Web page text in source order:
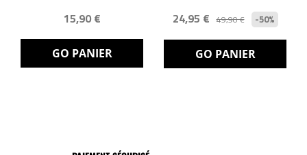
15,90 €
GO PANIER
24,95 € 49,90 € -50%
GO PANIER